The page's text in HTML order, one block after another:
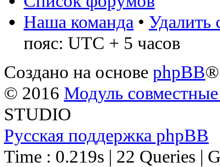
Наша команда • Удалить
пояс: UTC + 5 часов
Создано на основе phpBB®
© 2016 Модуль
STUDIO
Русская поддержка phpBB
Time : 0.219s | 22 Queries |